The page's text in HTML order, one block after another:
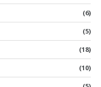
(6)
(5)
(18)
(10)